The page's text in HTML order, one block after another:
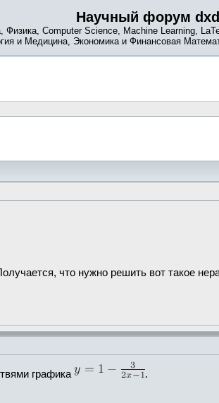
Научный форум
Физика, Computer Science, Machine Learning,
и Медицина, Экономика и Финансовая
что нужно решить вот такое
графика .